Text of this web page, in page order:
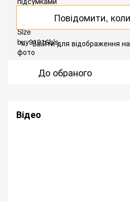
Повідомити,
% Ввійтидля відображення
До обраного
Відео